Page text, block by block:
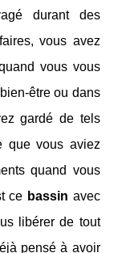
durant des
vous avez
vous vous
être ou dans
gardé de tels
que vous aviez
quand vous
ce bassin avec
libérer de tout
pensé à avoir